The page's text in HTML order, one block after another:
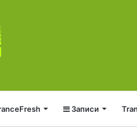
Записи